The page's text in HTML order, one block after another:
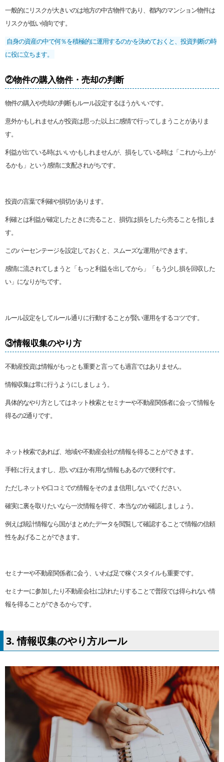
一般的にリスクが大きいのは地方の中古物件であり、都内のマンション物件は
リスクが低い傾向です。
自身の資産の中で何％を積極的に運用するのかを決めておくと、投資判断の時
に役に立ちます。
②物件の購入物件・売却の判断
物件の購入や売却の判断もルール設定するほうがいいです。
意外かもしれませんが投資は思った以上に感情で行ってしまうことがありま
す。
利益が出ている時はいいかもしれませんが、損をしている時は「これから上が
るかも」という感情に支配されがちです。
投資の言葉で利確や損切があります。
利確とは利益が確定したときに売ること、損切は損をしたら売ることを指しま
す。
このパーセンテージを設定しておくと、スムーズな運用ができます。
感情に流されてしまうと「もっと利益を出してから」「もう少し損を回収した
い」になりがちです。
ルール設定をしてルール通りに行動することが賢い運用をするコツです。
③情報収集のやり方
不動産投資は情報がもっとも重要と言っても過言ではありません。
情報収集は常に行うようにしましょう。
具体的なやり方としてはネット検索とセミナーや不動産関係者に会って情報を
得るの2通りです。
ネット検索であれば、地域や不動産会社の情報を得ることができます。
手軽に行えますし、思いのほか有用な情報もあるので便利です。
ただしネットや口コミでの情報をそのまま信用しないでください。
確実に裏を取りたいなら一次情報を得て、本当なのか確認しましょう。
例えば統計情報なら国がまとめたデータを閲覧して確認することで情報の信頼
性をあげることができます。
セミナーや不動産関係者に会う、いわば足で稼ぐスタイルも重要です。
セミナーに参加したり不動産会社に訪れたりすることで普段では得られない情
報を得ることができるからです。
3. 情報収集のやり方ルール